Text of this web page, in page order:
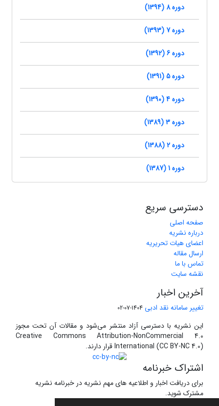
دوره 8 (1394)
دوره 7 (1393)
دوره 6 (1392)
دوره 5 (1391)
دوره 4 (1390)
دوره 3 (1389)
دوره 2 (1388)
دوره 1 (1387)
دسترسی سریع
صفحه اصلی
درباره نشریه
اعضای هیات تحریریه
ارسال مقاله
تماس با ما
نقشه سایت
آخرین اخبار
تغییر سامانه نقد ادبی 1404-07-02
این نشریه با دسترسی آزاد منتشر می‌شود و مقالات آن تحت مجوز
Creative Commons Attribution-NonCommercial 4.0
International (CC BY-NC 4.0) قرار دارند.
اشتراک خبرنامه
برای دریافت اخبار و اطلاعیه های مهم نشریه در خبرنامه نشریه
مشترک شوید.